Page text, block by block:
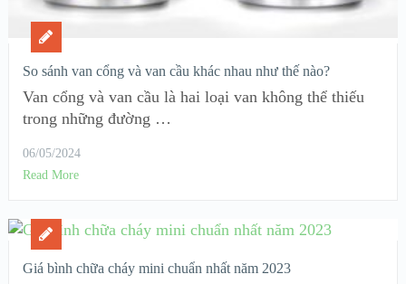
So sánh van cổng và van cầu khác nhau như thế nào?
Van cổng và van cầu là hai loại van không thể thiếu
trong những đường …
06/05/2024
Read More
Giá bình chữa cháy mini chuẩn nhất năm 2023